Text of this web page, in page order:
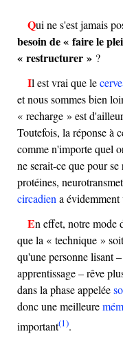
Qui ne s'est jamais
besoin de « faire le
« restructurer » ?
Il est vrai que le
et nous sommes bien
« recharge » est
Toutefois, la réponse à
comme n'importe quel
ne serait-ce que pour
protéines,
circadien a
En effet, notre mode de vie influence notre cerveau, et bien
que la « technique »
qu'une personne lisant
apprentissage – rêve
dans la phase appelée
donc une meilleure
important(1).